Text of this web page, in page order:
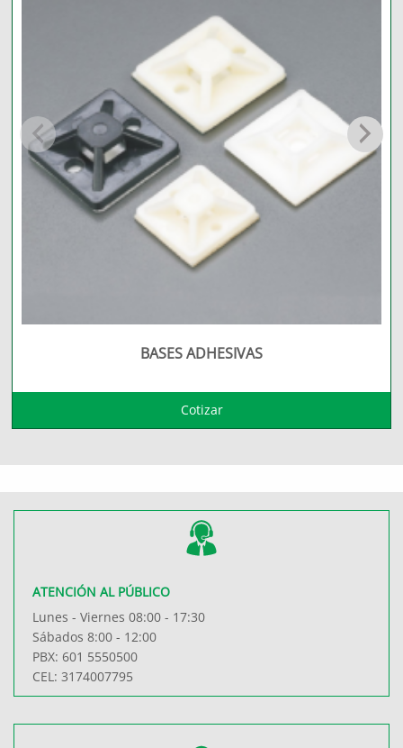
BASES ADHESIVAS
Cotizar
ATENCIÓN AL PÚBLICO
Lunes - Viernes 08:00 - 17:30
Sábados 8:00 - 12:00
PBX: 601 5550500
CEL: 3174007795